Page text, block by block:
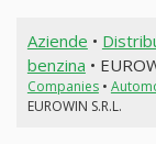
Aziende •
benzina •
Companies•
EUROWIN S.R.L.